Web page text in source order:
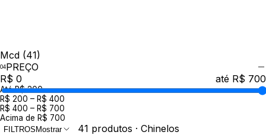
Mcd (41)
PREÇO
R$ 0
até R$ 700
Até R$ 200
R$ 200 – R$ 400
R$ 400 – R$ 700
Acima de R$ 700
FILTROS Mostrar 41 produtos · Chinelos